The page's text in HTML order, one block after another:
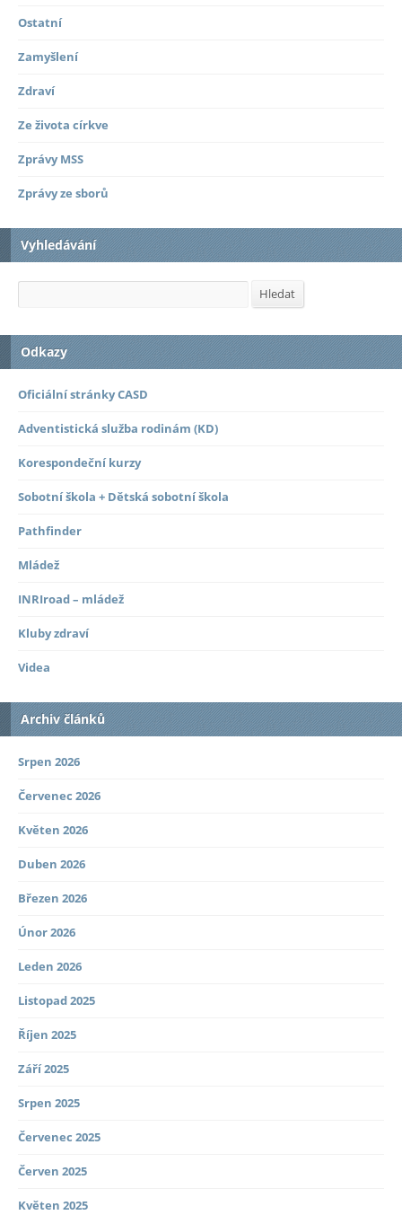
Ostatní
Zamyšlení
Zdraví
Ze života církve
Zprávy MSS
Zprávy ze sborů
Vyhledávání
Hledat
Odkazy
Oficiální stránky CASD
Adventistická služba rodinám (KD)
Korespondeční kurzy
Sobotní škola + Dětská sobotní škola
Pathfinder
Mládež
INRIroad – mládež
Kluby zdraví
Videa
Archiv článků
Srpen 2026
Červenec 2026
Květen 2026
Duben 2026
Březen 2026
Únor 2026
Leden 2026
Listopad 2025
Říjen 2025
Září 2025
Srpen 2025
Červenec 2025
Červen 2025
Květen 2025